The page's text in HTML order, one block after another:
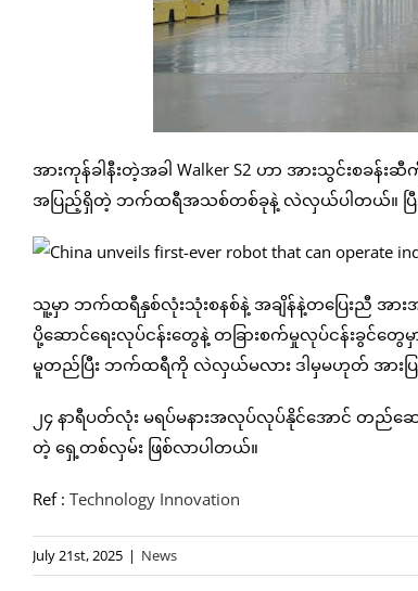
အားကုန်ခါနီးတဲ့အခါ Walker S2 ဟာ အားသွင်းစ
အပြည့်ရှိတဲ့ ဘက်ထရီအသစ်တစ်ခုနဲ့ လဲလှယ်ပါတယ်။ ပြီ
သူ့မှာ ဘက်ထရီနှစ်လုံးသုံးစနစ်နဲ့ အချိန်နဲ့တပြေးညီ အာ
ပို့ဆောင်ရေးလုပ်ငန်းတွေနဲ့ တခြားစက်မှုလုပ်ငန်းခွင်
မူတည်ပြီး ဘက်ထရီကို လဲလှယ်မလား ဒါမှမဟုတ် အားပ
၂၄ နာရီပတ်လုံး မရပ်မနားအလုပ်လုပ်နိုင်အောင် တည်
တဲ့ ရှေ့တစ်လှမ်း ဖြစ်လာပါတယ်။
Ref : Technology Innovation
July 21st, 2025 | News